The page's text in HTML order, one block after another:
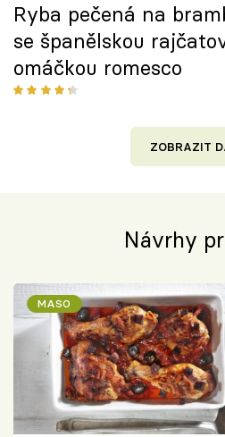
Ryba pečená na
se španělskou
omáčkou romesco
ZOBRAZIT
Návrhy
MASO